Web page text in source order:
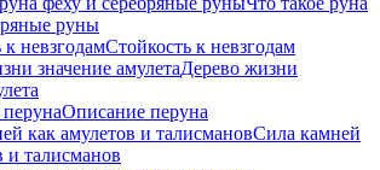
руны
Стойкость к невзгодам
Дерево жизни
Описание перуна
Сила камней
и талисманов